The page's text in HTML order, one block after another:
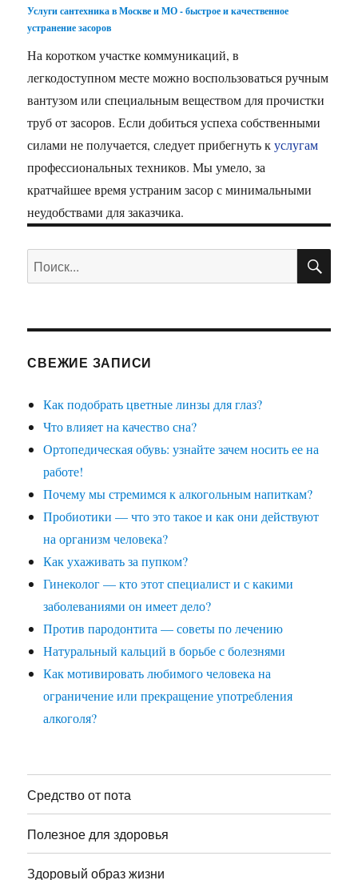
Услуги сантехника в Москве и МО - быстрое и качественное
устранение засоров
На коротком участке коммуникаций, в
легкодоступном месте можно воспользоваться ручным
вантузом или специальным веществом для прочистки
труб от засоров. Если добиться успеха собственными
силами не получается, следует прибегнуть куслугам
профессиональных техников. Мы умело, за
кратчайшее время устраним засор с минимальными
неудобствами для заказчика.
Искать:
СВЕЖИЕ ЗАПИСИ
Как подобрать цветные линзы для глаз?
Что влияет на качество сна?
Ортопедическая обувь: узнайте зачем носить ее на
работе!
Почему мы стремимся к алкогольным напиткам?
Пробиотики — что это такое и как они действуют
на организм человека?
Как ухаживать за пупком?
Гинеколог — кто этот специалист и с какими
заболеваниями он имеет дело?
Против пародонтита — советы по лечению
Натуральный кальций в борьбе с болезнями
Как мотивировать любимого человека на
ограничение или прекращение употребления
алкоголя?
Средство от пота
Полезное для здоровья
Здоровый образ жизни